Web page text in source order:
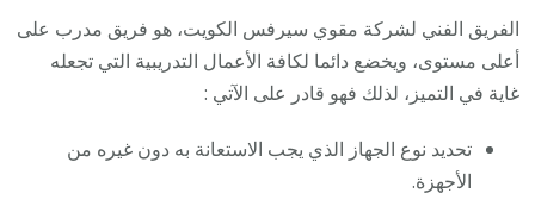
الفريق الفني لشركة مقوي سيرفس الكويت، هو فريق مدرب على
أعلى مستوى، ويخضع دائما لكافة الأعمال التدريبية التي تجعله
غاية في التميز، لذلك فهو قادر على الآتي :
تحديد نوع الجهاز الذي يجب الاستعانة به دون غيره من
الأجهزة.